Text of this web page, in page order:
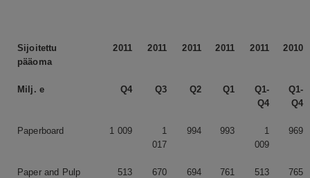
Sijoitettu
pääoma
2011 2011 2011 2011 2011 2010
Milj. e Q4 Q3 Q2 Q1
Q1-
Q4
Q1-
Q4
Paperboard 1 009
1
017
994 993
1
009
969
Paper and Pulp 513 670 694 761 513 765